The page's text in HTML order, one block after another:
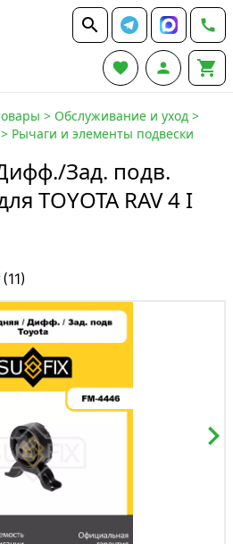
 
  
> Обслуживание и уход >
> Рычаги и элементы подвески
Зад. подв.
TOYOTA RAV 4 I
(11)